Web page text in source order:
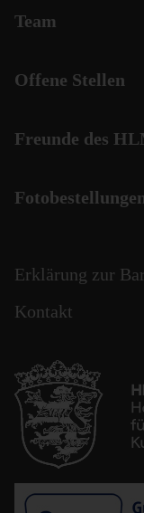
Team
Offene Stellen
Freunde des
Erklärung zur
Kontakt